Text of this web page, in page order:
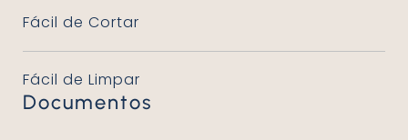
Fácil de Cortar
Fácil de Limpar
Documentos